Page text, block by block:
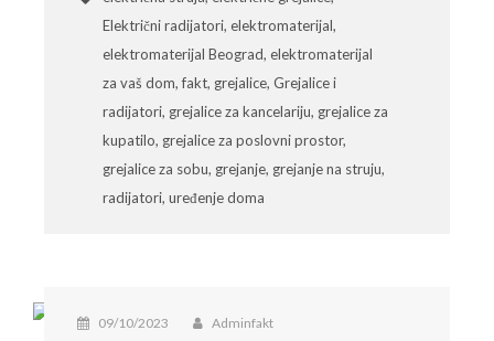
Električni radijatori, elektromaterijal,
elektromaterijal Beograd, elektromaterijal
za vaš dom,fakt, grejalice, Grejalice i
radijatori, grejalice za kancelariju, grejalice za
kupatilo, grejalice za poslovni prostor,
grejalice za sobu, grejanje, grejanje na struju,
radijatori, uređenje doma
09/10/2023 Adminfakt